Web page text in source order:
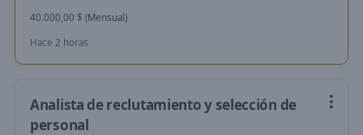
40.000,00 $ (Mensual)
Hace 2 horas
Analista de reclutamiento y selección de
personal